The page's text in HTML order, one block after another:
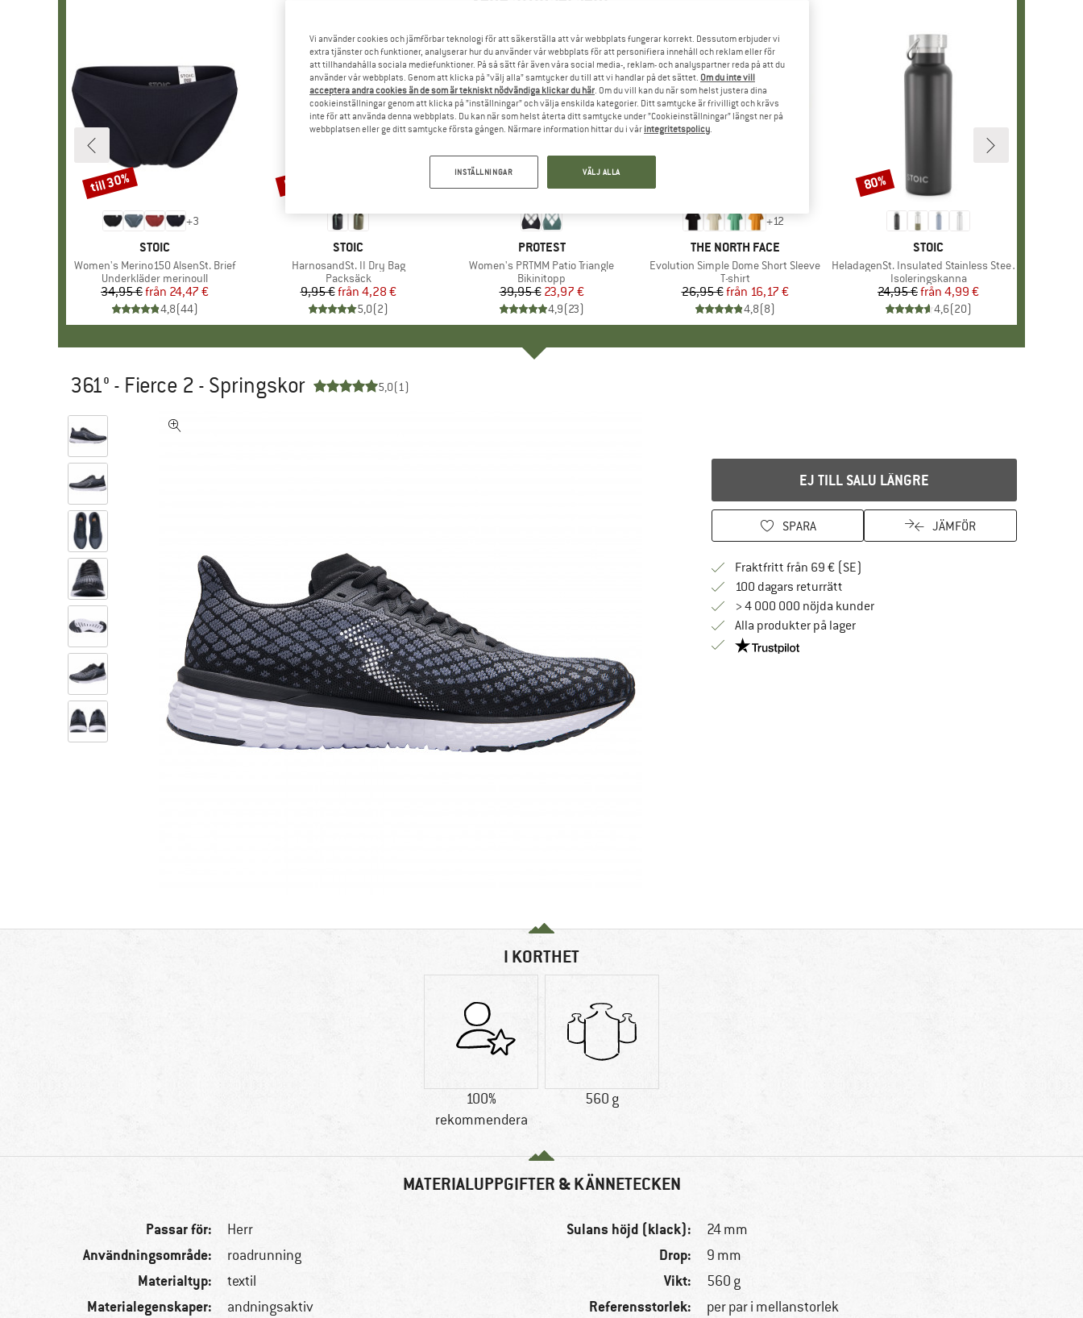
+3
VARUMÄRKE
STOIC
Produkter
Women's Merino150 AlsenSt. Brief
Produktgrupp
Underkläder merinoull
Pris
34,95 € Reducerat pris
från 24,47 €
4,8(44)
Rabatt
till 30%
VARUMÄRKE
STOIC
Produkter
HarnosandSt. II Dry Bag
Produktgrupp
Packsäck
Pris
9,95 € Reducerat pris
från 4,28 €
5,0(2)
Rabatt
57%
VARUMÄRKE
PROTEST
Produkter
Women's PRTMM Patio Triangle
Produktgrupp
Bikinitopp
Pris
39,95 €Reducerat pris
23,97 €
4,9(23)
40%
+12
VARUMÄRKE
THE NORTH FACE
Produkter
Evolution Simple Dome Short Sleeve
Produktgrupp
T-shirt
Pris
26,95 € Reducerat pris
från 16,17 €
4,8(8)
VARUMÄRKE
STOIC
Produkter
HeladagenSt. Insulated Stainless Steel Bottle 500
Produktgrupp
Isoleringskanna
Pris
24,95 € Reducerat pris
från 4,99 €
4,6(20)
Rabatt
80%
361° - Fierce 2 - Springskor 5,0(1)
EJ TILL SALU LÄNGRE
SPARA JÄMFÖR
Fraktfritt från 69 € (SE)
100 dagars returrättGå till returpolicyn här Öppnas i en inforuta
> 4 000 000 nöjda kunder
Alla produkter på lager
Trust Pilot-garanti - hitta all information här!
I KORTHET
100%
rekommendera
560 g
MATERIALUPPGIFTER & KÄNNETECKEN
Passar för: Herr
Användningsområde: roadrunning
Materialtyp: textil
Materialegenskaper: andningsaktiv
Sulans höjd (klack): 24 mm
Drop: 9 mm
Vikt: 560 g
Referensstorlek: per par i mellanstorlek
Vi använder cookies och jämförbar teknologi för att säkerställa att vår webbplats fungerar korrekt. Dessutom erbjuder vi
extra tjänster och funktioner, analyserar hur du använder vår webbplats för att personifiera innehåll och reklam eller för
att tillhandahålla sociala mediefunktioner. På så sätt får även våra social media-, reklam- och analyspartner reda på att du
använder vår webbplats. Genom att klicka på ”välj alla” samtycker du till att vi handlar på det sättet. Om du inte vill
acceptera andra cookies än de som är tekniskt nödvändiga klickar du här. Om du vill kan du när som helst justera dina
cookieinställningar genom att klicka på ”inställningar” och välja enskilda kategorier. Ditt samtycke är frivilligt och krävs
inte för att använda denna webbplats. Du kan när som helst återta ditt samtycke under ”Cookieinställningar” längst ner på
webbplatsen eller ge ditt samtycke första gången. Närmare information hittar du i vår integritetspolicy.
INSTÄLLNINGAR VÄLJ ALLA